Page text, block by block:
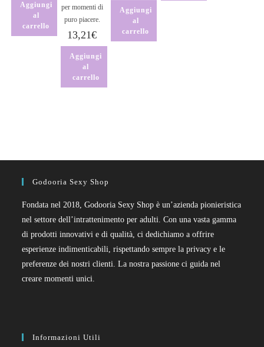
Aggiungi
al
carrello
per momenti di
puro piacere.
13,21€
Aggiungi
al
carrello
Aggiungi
al
carrello
Godooria Sexy Shop
Fondata nel 2018, Godooria Sexy Shop è un’azienda pionieristica
nel settore dell’intrattenimento per adulti. Con una vasta gamma
di prodotti innovativi e di qualità, ci dedichiamo a offrire
esperienze indimenticabili, rispettando sempre la privacy e le
preferenze dei nostri clienti. La nostra passione ci guida nel
creare momenti unici.
Informazioni Utili